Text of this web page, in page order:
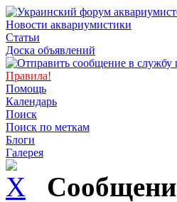
Новости аквариумистики
Статьи
Доска объявлений
Правила!
Помощь
Календарь
Поиск
Поиск по меткам
Блоги
Галерея